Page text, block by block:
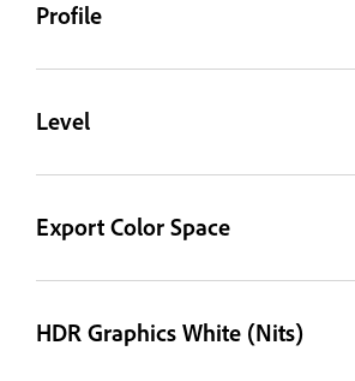
Profile
Level
Export Color Space
HDR Graphics White (Nits)